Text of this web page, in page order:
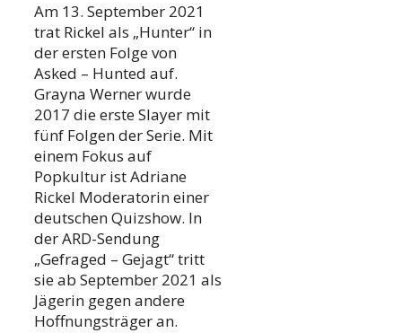
Am 13. September 2021
trat Rickel als „Hunter“ in
der ersten Folge von
Asked – Hunted auf.
Grayna Werner wurde
2017 die erste Slayer mit
fünf Folgen der Serie. Mit
einem Fokus auf
Popkultur ist Adriane
Rickel Moderatorin einer
deutschen Quizshow. In
der ARD-Sendung
„Gefraged – Gejagt“ tritt
sie ab September 2021 als
Jägerin gegen andere
Hoffnungsträger an.